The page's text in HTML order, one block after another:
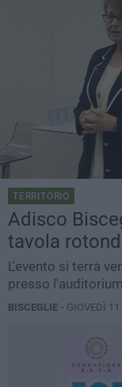
TERRITORIO
Adisco
tavola
L'evento si terrà
presso
BISCEGLIE - GIOVEDÌ